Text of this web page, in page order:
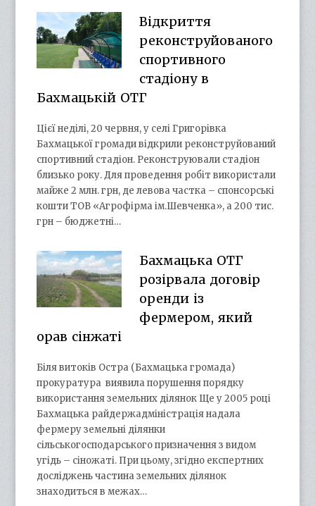
Відкриття
реконструйованого
спортивного
стадіону в
Бахмацькій ОТГ
Цієї неділі, 20 червня, у селі Григорівка
Бахмацької громади відкрили реконструйований
спортивний стадіон. Реконструювали стадіон
близько року. Для проведення робіт використали
майже 2 млн. грн, де левова частка – спонсорські
кошти ТОВ «Агрофірма ім.Шевченка», а 200 тис.
грн – бюджетні…
Бахмацька ОТГ
розірвала договір
оренди із
фермером, який
орав сінжаті
Біля витоків Остра (Бахмацька громада)
прокуратура виявила порушення порядку
використання земельних ділянок Ще у 2005 році
Бахмацька райдержадміністрація надала
фермеру земельні ділянки
сільськогосподарського призначення з видом
угідь – сіножаті. При цьому, згідно експертних
досліджень частина земельних ділянок
знаходиться в межах…